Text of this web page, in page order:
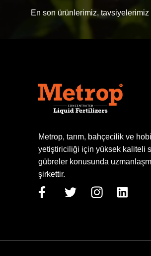
En son ürünlerimiz,
Metrop, tarım, bahçecilik ve hobi
yetiştiriciliği için yüksek kaliteli
gübreler konusunda
şirkettir.